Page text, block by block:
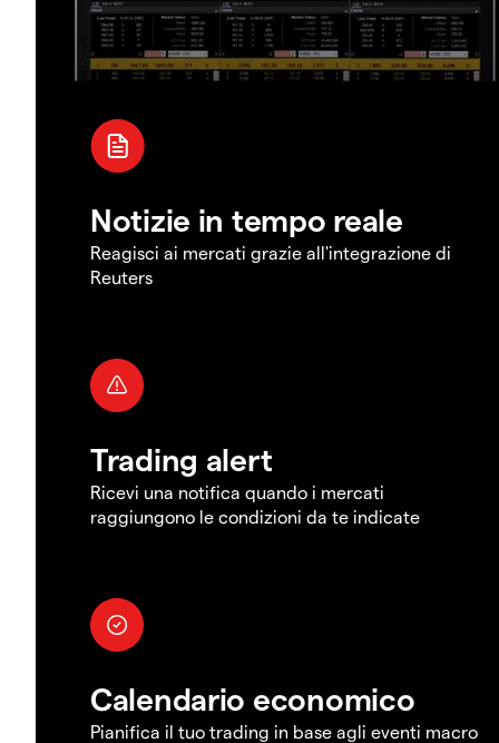
Notizie in tempo reale
Reagisci ai mercati grazie all'integrazione di
Reuters
Trading alert
Ricevi una notifica quando i mercati
raggiungono le condizioni da te indicate
Calendario economico
Pianifica il tuo trading in base agli eventi macro